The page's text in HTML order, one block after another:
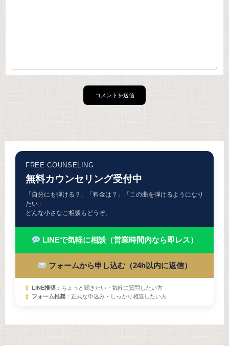
FREE COUNSELING
無料カウンセリング受付中
「自分にも弾ける？」「料金は？」「この曲を弾けるようになり
たい」
どんな小さなご相談もどうぞ。
LINEで気軽に相談（営業時間内なら即レス）
フォームから申し込む（24h以内に返信）
LINE推奨：ちょっと聞きたい・気軽に質問したい方
フォーム推奨：正式な申込み・しっかり相談したい方